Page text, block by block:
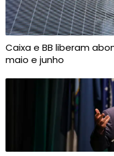
Caixa e BB liberam
maio e junho